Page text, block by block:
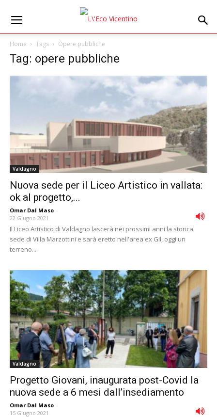
Home Tags Opere pubbliche
Tag: opere pubbliche
Valdagno
Nuova sede per il Liceo Artistico in vallata:
ok al progetto,...
Omar Dal Maso -
22 Giugno 2021
Il Liceo Artistico di Valdagno lascerà nei prossimi anni la storica
sede di Villa Marzottini e sarà eretto nell'area ex Gil, oggi un
terreno...
Valdagno
Progetto Giovani, inaugurata post-Covid la
nuova sede a 6 mesi dall’insediamento
Omar Dal Maso -
15 Giugno 2021